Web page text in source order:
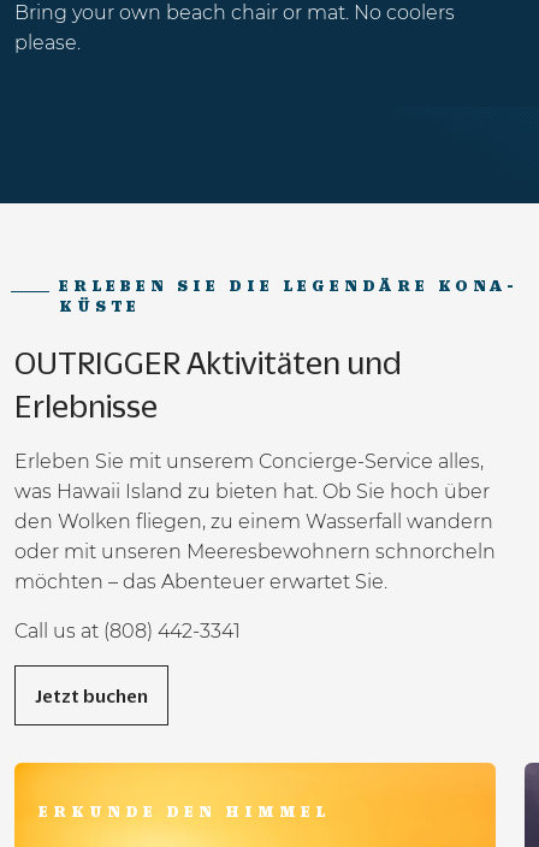
Bring your own beach chair or mat. No coolers
please.
ERLEBEN SIE DIE LEGENDÄRE KONA-
KÜSTE
OUTRIGGER Aktivitäten und
Erlebnisse
Erleben Sie mit unserem Concierge-Service alles,
was Hawaii Island zu bieten hat. Ob Sie hoch über
den Wolken fliegen, zu einem Wasserfall wandern
oder mit unseren Meeresbewohnern schnorcheln
möchten – das Abenteuer erwartet Sie.
Call us at (808) 442-3341
Jetzt buchen
ERKUNDE DEN HIMMEL